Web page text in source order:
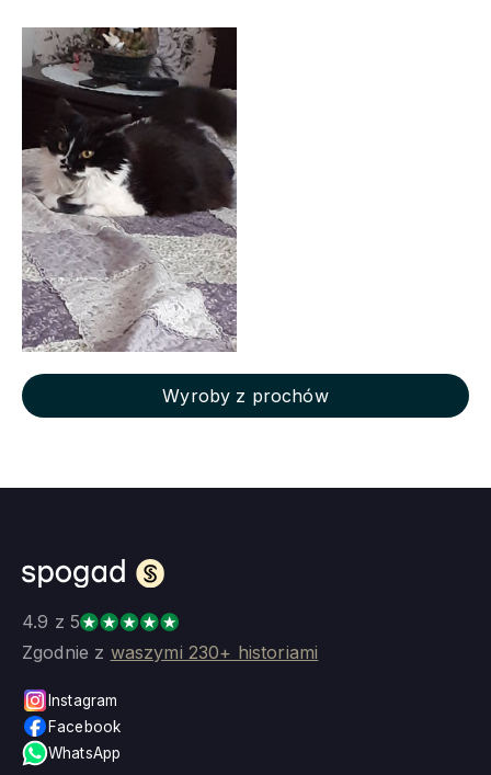
Wyroby z prochów
4.9 z 5
Zgodnie z waszymi 230+ historiami
Instagram
Facebook
WhatsApp